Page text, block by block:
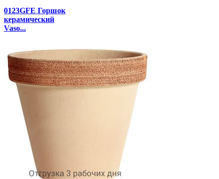
0123GFE Горшок
керамический
Vaso...